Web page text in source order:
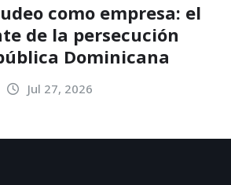
como empresa: el
de la persecución
Dominicana
Jul 27, 2026